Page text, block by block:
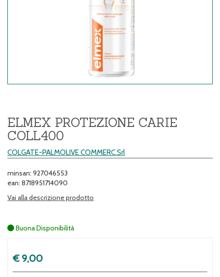
ELMEX PROTEZIONE CARIE
COLL400
COLGATE-PALMOLIVE COMMERC.Srl
minsan: 927046553
ean: 8718951714090
Vai alla descrizione prodotto
Buona Disponibilità
Prezzo
€ 9,00